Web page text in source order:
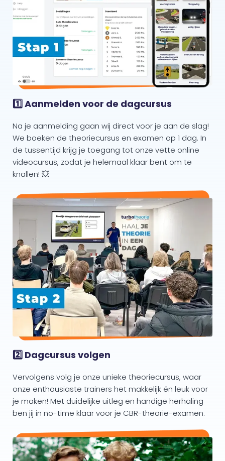
1️⃣ Aanmelden voor de dagcursus
Na je aanmelding gaan wij direct voor je aan de slag!
We boeken de theoriecursus en examen op 1 dag. In
de tussentijd krijg je toegang tot onze vette online
videocursus, zodat je helemaal klaar bent om te
knallen! 💥
2️⃣ Dagcursus volgen
Vervolgens volg je onze unieke theoriecursus, waar
onze enthousiaste trainers het makkelijk én leuk voor
je maken! Met duidelijke uitleg en handige herhaling
ben jij in no-time klaar voor je CBR-theorie-examen.